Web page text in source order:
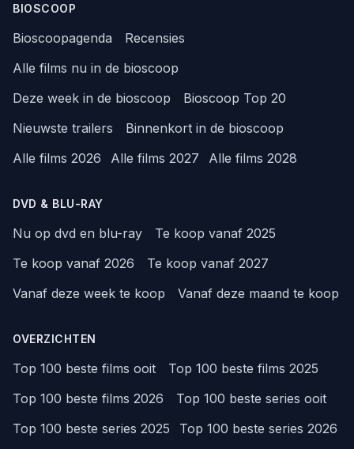
BIOSCOOP
Bioscoopagenda
Recensies
Alle films nu in de bioscoop
Deze week in de bioscoop
Bioscoop Top 20
Nieuwste trailers
Binnenkort in de bioscoop
Alle films 2026
Alle films 2027 Alle films 2028
DVD & BLU-RAY
Nu op dvd en blu-ray
Te koop vanaf 2025
Te koop vanaf 2026
Te koop vanaf 2027
Vanaf deze week te koop
Vanaf deze maand te koop
OVERZICHTEN
Top 100 beste films ooit
Top 100 beste films 2025
Top 100 beste films 2026
Top 100 beste series ooit
Top 100 beste series 2025
Top 100 beste series 2026